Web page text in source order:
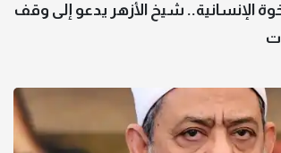
الإنسانية.. شيخ الأزهر يدعو إلى وقف